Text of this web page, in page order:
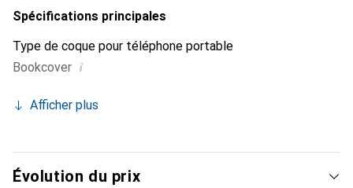
Spécifications principales
Type de coque pour téléphone portable
Bookcover i
Afficher plus
Évolution du prix